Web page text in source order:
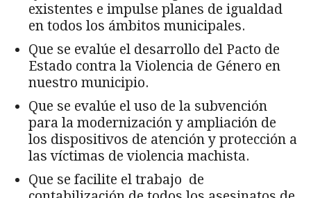
existentes e impulse planes de igualdad
en todos los ámbitos municipales.
Que se evalúe el desarrollo del Pacto de
Estado contra la Violencia de Género en
nuestro municipio.
Que se evalúe el uso de la subvención
para la modernización y ampliación de
los dispositivos de atención y protección a
las víctimas de violencia machista.
Que se facilite el trabajo de